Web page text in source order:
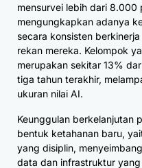
mensurvei lebih dari 8.000
mengungkapkan adanya
secara konsisten
rekan mereka. Kelompok
merupakan sekitar 13%
tiga tahun terakhir,
ukuran nilai AI.
Keunggulan berkelanjutan
bentuk ketahanan baru,
yang disiplin,
data dan infrastruktur